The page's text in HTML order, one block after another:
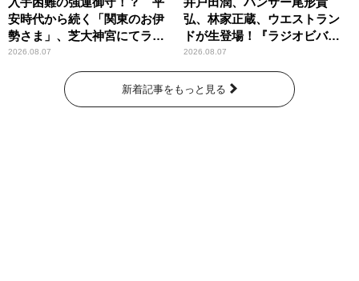
安時代から続く「関東のお伊
勢さま」、芝大神宮にてラン
パンプスが合格祈願！
2026.08.07
弘、林家正蔵、ウエストラン
ドが生登場！『ラジオビバリ
ー昼ズ』
2026.08.07
新着記事をもっと見る